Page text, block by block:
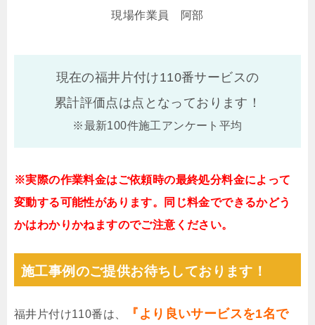
現場作業員 阿部
現在の福井片付け110番サービスの
累計評価点は点となっております！
※最新100件施工アンケート平均
※実際の作業料金はご依頼時の最終処分料金によって
変動する可能性があります。同じ料金でできるかどう
かはわかりかねますのでご注意ください。
施工事例のご提供お待ちしております！
福井片付け110番は、
『より良いサービスを1名で